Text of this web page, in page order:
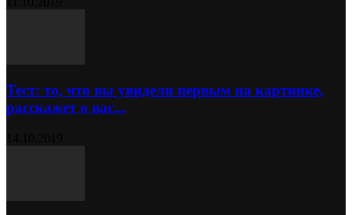
Тест: то, что вы увидели первым на картинке,
расскажет о вас...